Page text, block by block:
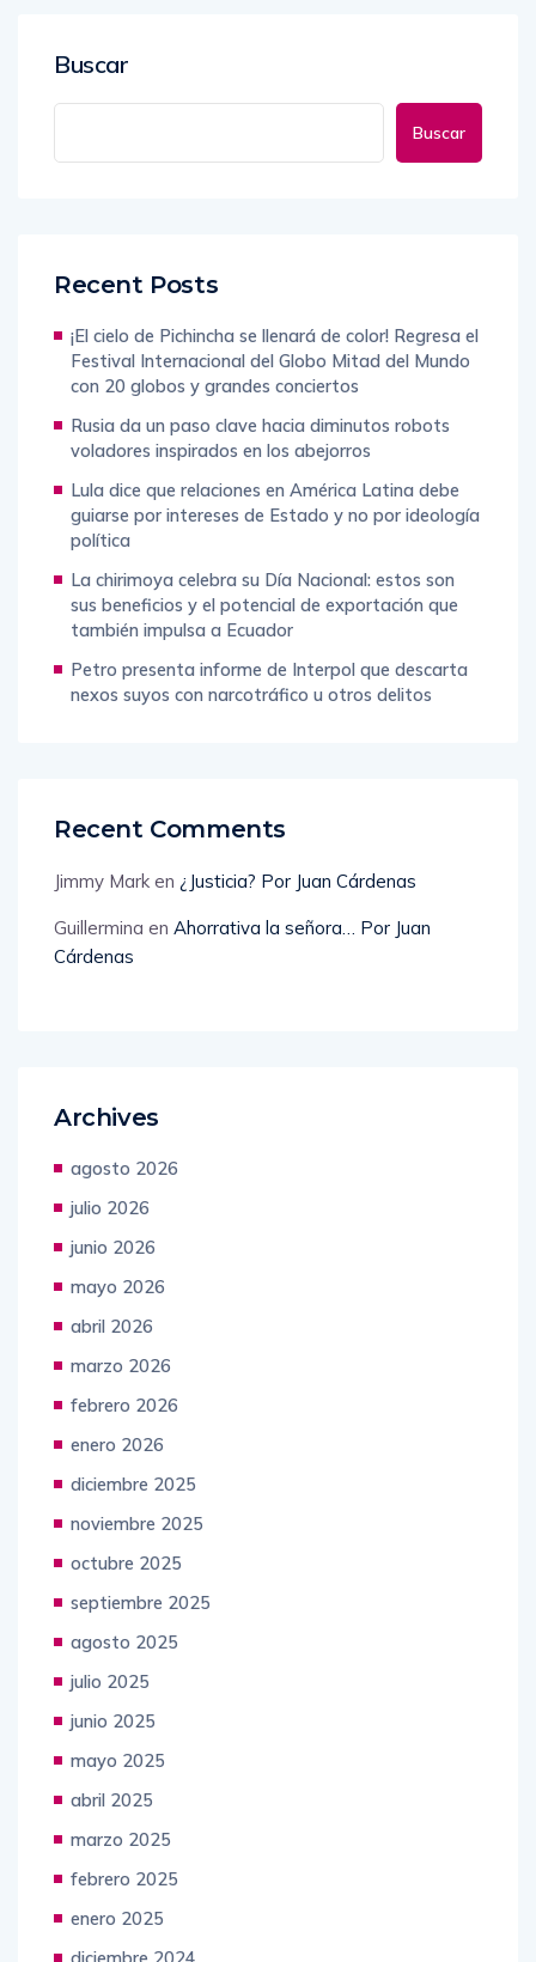
Buscar
Buscar
Recent Posts
¡El cielo de Pichincha se llenará de color! Regresa el
Festival Internacional del Globo Mitad del Mundo
con 20 globos y grandes conciertos
Rusia da un paso clave hacia diminutos robots
voladores inspirados en los abejorros
Lula dice que relaciones en América Latina debe
guiarse por intereses de Estado y no por ideología
política
La chirimoya celebra su Día Nacional: estos son
sus beneficios y el potencial de exportación que
también impulsa a Ecuador
Petro presenta informe de Interpol que descarta
nexos suyos con narcotráfico u otros delitos
Recent Comments
Jimmy Mark en ¿Justicia? Por Juan Cárdenas
Guillermina en Ahorrativa la señora… Por Juan
Cárdenas
Archives
agosto 2026
julio 2026
junio 2026
mayo 2026
abril 2026
marzo 2026
febrero 2026
enero 2026
diciembre 2025
noviembre 2025
octubre 2025
septiembre 2025
agosto 2025
julio 2025
junio 2025
mayo 2025
abril 2025
marzo 2025
febrero 2025
enero 2025